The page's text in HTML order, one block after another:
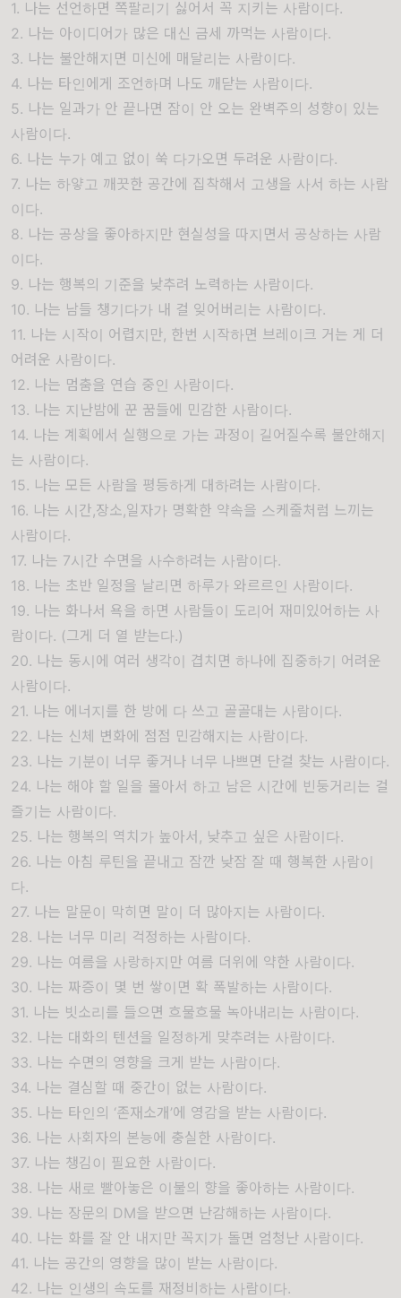
1. 나는 선언하면 쪽팔리기 싫어서 꼭 지키는 사람이다.
2. 나는 아이디어가 많은 대신 금세 까먹는 사람이다.
3. 나는 불안해지면 미신에 매달리는 사람이다.
4. 나는 타인에게 조언하며 나도 깨닫는 사람이다.
5. 나는 일과가 안 끝나면 잠이 안 오는 완벽주의 성향이 있는
사람이다.
6. 나는 누가 예고 없이 쑥 다가오면 두려운 사람이다.
7. 나는 하얗고 깨끗한 공간에 집착해서 고생을 사서 하는 사람
이다.
8. 나는 공상을 좋아하지만 현실성을 따지면서 공상하는 사람
이다.
9. 나는 행복의 기준을 낮추려 노력하는 사람이다.
10. 나는 남들 챙기다가 내 걸 잊어버리는 사람이다.
11. 나는 시작이 어렵지만, 한번 시작하면 브레이크 거는 게 더
어려운 사람이다.
12. 나는 멈춤을 연습 중인 사람이다.
13. 나는 지난밤에 꾼 꿈들에 민감한 사람이다.
14. 나는 계획에서 실행으로 가는 과정이 길어질수록 불안해지
는 사람이다.
15. 나는 모든 사람을 평등하게 대하려는 사람이다.
16. 나는 시간,장소,일자가 명확한 약속을 스케줄처럼 느끼는
사람이다.
17. 나는 7시간 수면을 사수하려는 사람이다.
18. 나는 초반 일정을 날리면 하루가 와르르인 사람이다.
19. 나는 화나서 욕을 하면 사람들이 도리어 재미있어하는 사
람이다. (그게 더 열 받는다.)
20. 나는 동시에 여러 생각이 겹치면 하나에 집중하기 어려운
사람이다.
21. 나는 에너지를 한 방에 다 쓰고 골골대는 사람이다.
22. 나는 신체 변화에 점점 민감해지는 사람이다.
23. 나는 기분이 너무 좋거나 너무 나쁘면 단걸 찾는 사람이다.
24. 나는 해야 할 일을 몰아서 하고 남은 시간에 빈둥거리는 걸
즐기는 사람이다.
25. 나는 행복의 역치가 높아서, 낮추고 싶은 사람이다.
26. 나는 아침 루틴을 끝내고 잠깐 낮잠 잘 때 행복한 사람이
다.
27. 나는 말문이 막히면 말이 더 많아지는 사람이다.
28. 나는 너무 미리 걱정하는 사람이다.
29. 나는 여름을 사랑하지만 여름 더위에 약한 사람이다.
30. 나는 짜증이 몇 번 쌓이면 확 폭발하는 사람이다.
31. 나는 빗소리를 들으면 흐물흐물 녹아내리는 사람이다.
32. 나는 대화의 텐션을 일정하게 맞추려는 사람이다.
33. 나는 수면의 영향을 크게 받는 사람이다.
34. 나는 결심할 때 중간이 없는 사람이다.
35. 나는 타인의 ‘존재소개’에 영감을 받는 사람이다.
36. 나는 사회자의 본능에 충실한 사람이다.
37. 나는 챙김이 필요한 사람이다.
38. 나는 새로 빨아놓은 이불의 향을 좋아하는 사람이다.
39. 나는 장문의 DM을 받으면 난감해하는 사람이다.
40. 나는 화를 잘 안 내지만 꼭지가 돌면 엄청난 사람이다.
41. 나는 공간의 영향을 많이 받는 사람이다.
42. 나는 인생의 속도를 재정비하는 사람이다.